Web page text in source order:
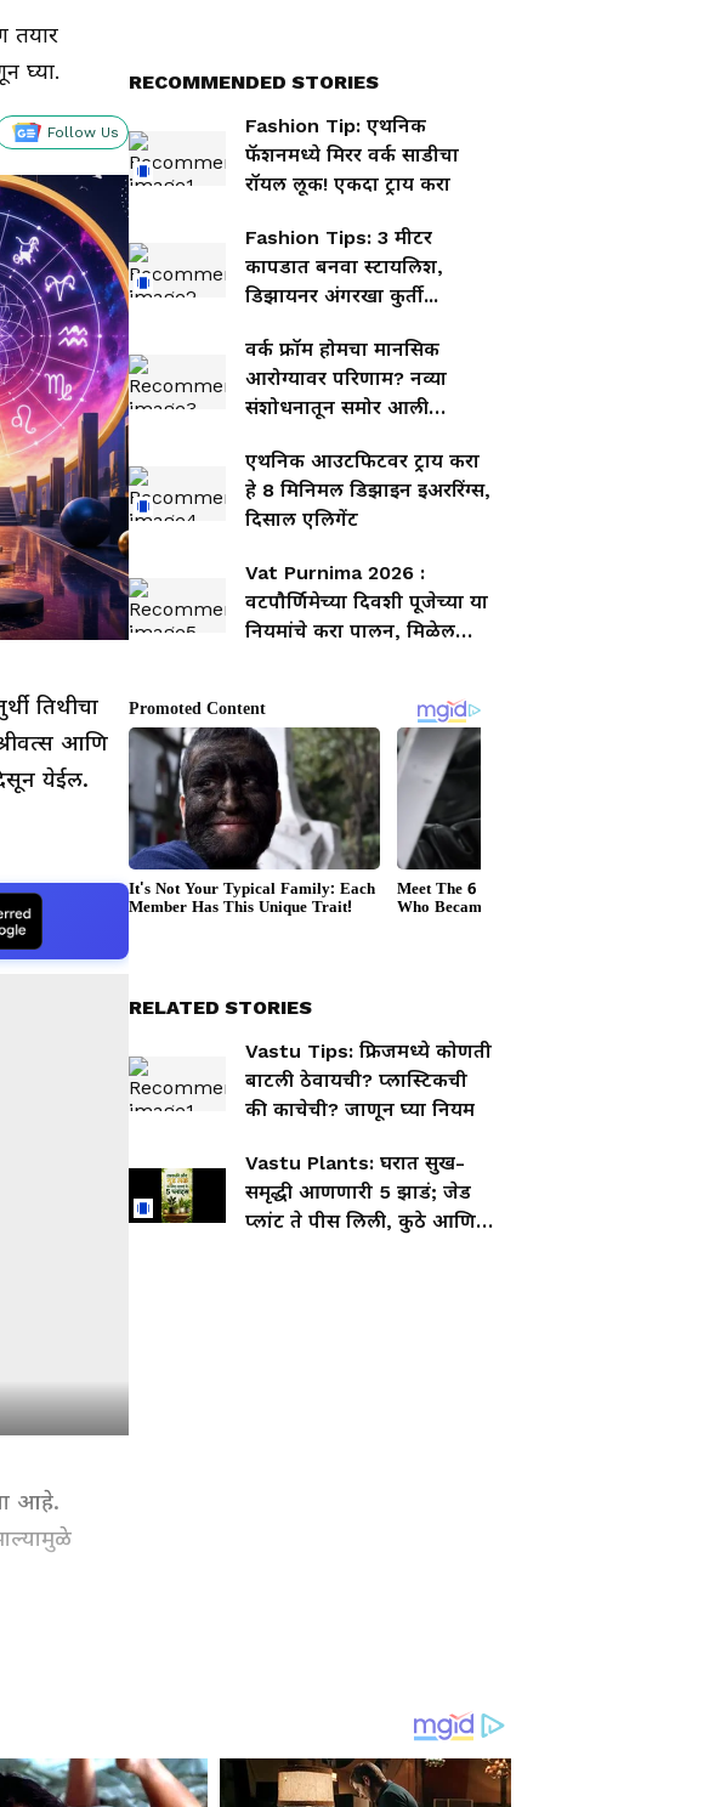
तयार
घ्या.
Follow Us
तिथीचा
आणि
येईल.
आहे.
ते पीस
RECOMMENDED STORIES
Fashion Tip: एथनिक
फॅशनमध्ये मिरर वर्क साडीचा
रॉयल लूक! एकदा ट्राय करा
Fashion Tips: 3 मीटर
कापडात बनवा स्टायलिश,
डिझायनर अंगरखा कुर्ती...
वर्क फ्रॉम होमचा मानसिक
आरोग्यावर परिणाम? नव्या
संशोधनातून समोर आली
एथनिक आउटफिटवर ट्राय करा
हे 8 मिनिमल डिझाइन इअररिंग्स,
दिसाल एलिगेंट
Vat Purnima 2026 :
वटपौर्णिमेच्या दिवशी पूजेच्या या
नियमांचे करा पालन, मिळेल
RELATED STORIES
Vastu Tips: फ्रिजमध्ये कोणती
बाटली ठेवायची? प्लास्टिकची
की काचेची? जाणून घ्या नियम
Vastu Plants: घरात सुख-
समृद्धी आणणारी 5 झाडं; जेड
प्लांट ते पीस लिली, कुठे आणि